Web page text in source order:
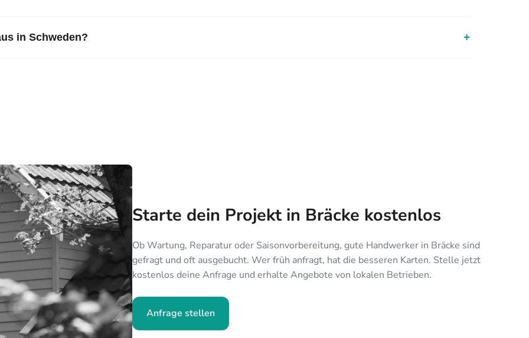
in Schweden? +
Starte dein Projekt in Bräcke kostenlos
Ob Wartung, Reparatur oder Saisonvorbereitung, gute Handwerker in Bräcke sind
gefragt und oft ausgebucht. Wer früh anfragt, hat die besseren Karten. Stelle jetzt
kostenlos deine Anfrage und erhalte Angebote von lokalen Betrieben.
Anfrage stellen